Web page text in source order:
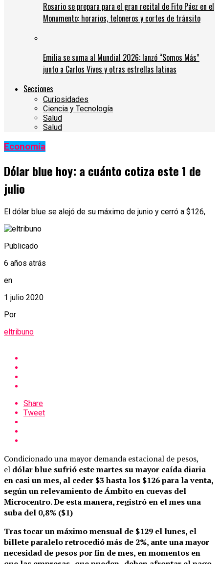
Rosario se prepara para el gran recital de Fito Páez en el
Monumento: horarios, teloneros y cortes de tránsito
Emilia se suma al Mundial 2026: lanzó “Somos Más”
junto a Carlos Vives y otras estrellas latinas
Secciones
Curiosidades
Ciencia y Tecnología
Salud
Salud
Economía
Dólar blue hoy: a cuánto cotiza este 1 de
julio
El dólar blue se alejó de su máximo de junio y cerró a $126,
Publicado
6 años atrás
en
1 julio 2020
Por
eltribuno
Share
Tweet
Condicionado una mayor demanda estacional de pesos,
el dólar blue sufrió este martes su mayor caída diaria
en casi un mes, al ceder $3 hasta los $126 para la venta,
según un relevamiento de Ámbito en cuevas del
Microcentro. De esta manera, registró en el mes una
suba del 0,8% ($1)
Tras tocar un máximo mensual de $129 el lunes, el
billete paralelo retrocedió más de 2%, ante una mayor
necesidad de pesos por fin de mes, en momentos en